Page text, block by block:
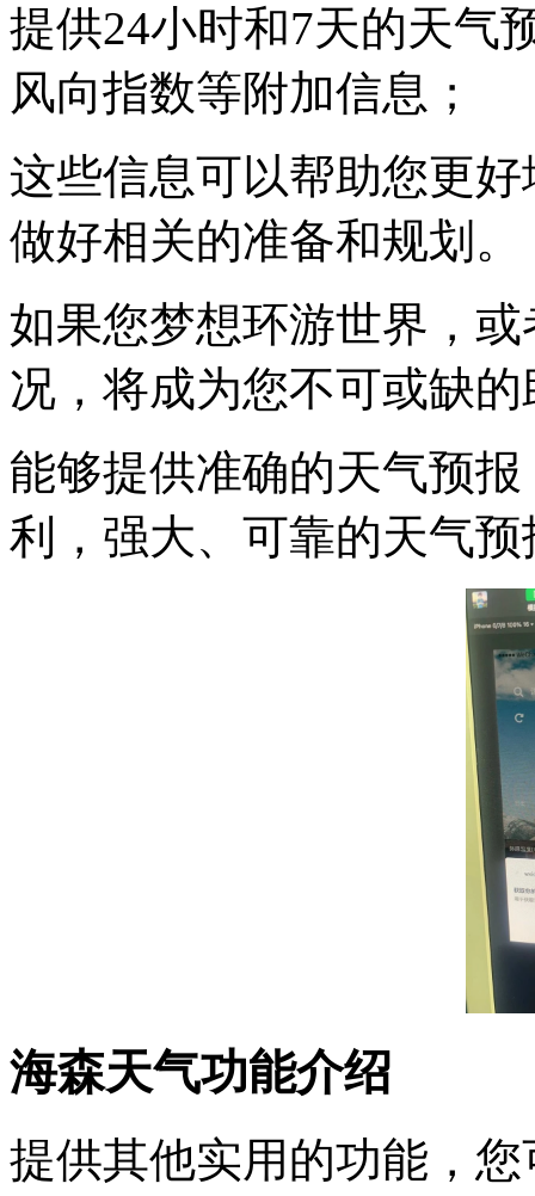
提供24小时和7天的天气
风向指数等附加信息；
这些信息可以帮助您更
做好相关的准备和规划。
如果您梦想环游世界，
况，将成为您不可或缺的
能够提供准确的天气预
利，强大、可靠的天气
海森天气功能介绍
提供其他实用的功能，